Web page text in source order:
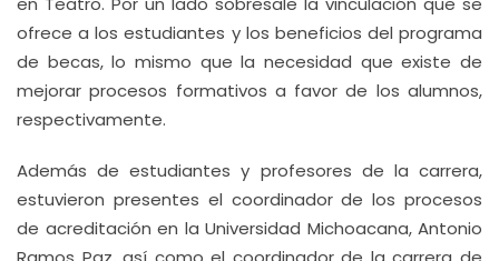
ofrece a los estudiantes y los beneficios del programa
de becas, lo mismo que la necesidad que existe de
mejorar procesos formativos a favor de los alumnos,
respectivamente.
Además de estudiantes y profesores de la carrera,
estuvieron presentes el coordinador de los procesos
de acreditación en la Universidad Michoacana, Antonio